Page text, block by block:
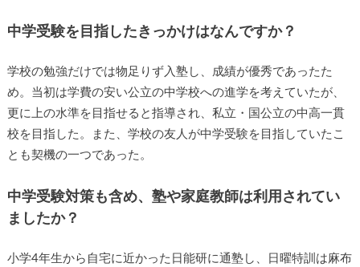
中学受験を目指したきっかけはなんですか？
学校の勉強だけでは物足りず入塾し、成績が優秀であったた
め。当初は学費の安い公立の中学校への進学を考えていたが、
更に上の水準を目指せると指導され、私立・国公立の中高一貫
校を目指した。また、学校の友人が中学受験を目指していたこ
とも契機の一つであった。
中学受験対策も含め、塾や家庭教師は利用されてい
ましたか？
小学4年生から自宅に近かった日能研に通塾し、日曜特訓は麻布